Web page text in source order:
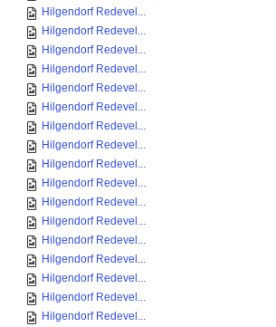
Hilgendorf Redevel...
Hilgendorf Redevel...
Hilgendorf Redevel...
Hilgendorf Redevel...
Hilgendorf Redevel...
Hilgendorf Redevel...
Hilgendorf Redevel...
Hilgendorf Redevel...
Hilgendorf Redevel...
Hilgendorf Redevel...
Hilgendorf Redevel...
Hilgendorf Redevel...
Hilgendorf Redevel...
Hilgendorf Redevel...
Hilgendorf Redevel...
Hilgendorf Redevel...
Hilgendorf Redevel...